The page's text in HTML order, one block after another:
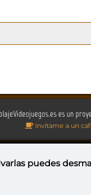
es un
Invítame a un
puedes